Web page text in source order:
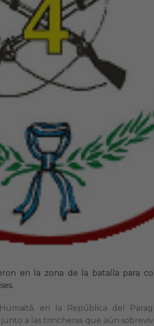
en la zona de la batalla para
en la República del
a las trincheras que aún